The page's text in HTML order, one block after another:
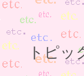
トピッ